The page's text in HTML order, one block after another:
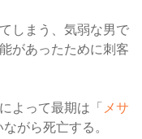
しまう、気弱な男で
があったために刺客
よって最期は「メサ
がら死亡する。